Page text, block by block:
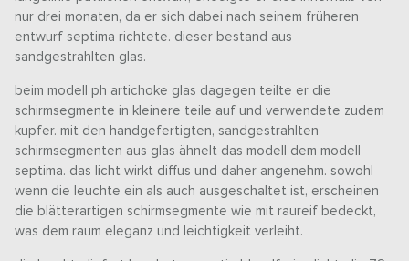
nur drei monaten, da er sich dabei nach seinem früheren
entwurf septima richtete. dieser bestand aus
sandgestrahlten glas.
beim modell ph artichoke glas dagegen teilte er die
schirmsegmente in kleinere teile auf und verwendete zudem
kupfer. mit den handgefertigten, sandgestrahlten
schirmsegmenten aus glas ähnelt das modell dem modell
septima. das licht wirkt diffus und daher angenehm. sowohl
wenn die leuchte ein als auch ausgeschaltet ist, erscheinen
die blätterartigen schirmsegmente wie mit raureif bedeckt,
was dem raum eleganz und leichtigkeit verleiht.